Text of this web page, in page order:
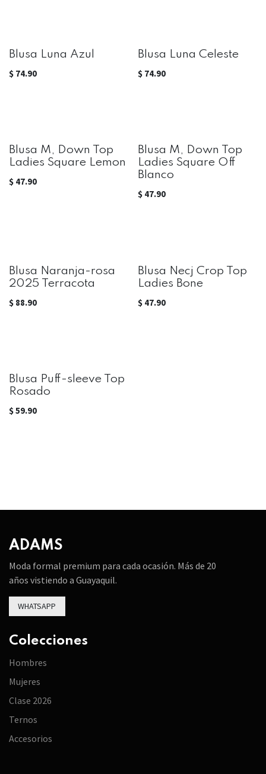
Blusa Luna Azul
$ 74.90
Blusa Luna Celeste
$ 74.90
Blusa M, Down Top
Ladies Square Lemon
$ 47.90
Blusa M, Down Top
Ladies Square Off
Blanco
$ 47.90
Blusa Naranja-rosa
2025 Terracota
$ 88.90
Blusa Necj Crop Top
Ladies Bone
$ 47.90
Blusa Puff-sleeve Top
Rosado
$59.90
ADAMS
Moda formal premium para cada ocasión. Más de 20
años vistiendo a Guayaquil.
WHATSAPP
Colecciones
Hombres
Mujeres
Clase 2026
Ternos
Accesorios